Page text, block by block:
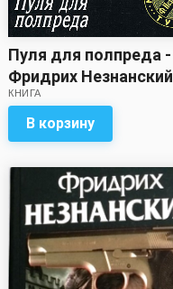
Пуля для полпреда -
Фридрих Незнанский
КНИГА
В корзину